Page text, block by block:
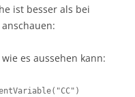
ist besser als bei
es aussehen kann: